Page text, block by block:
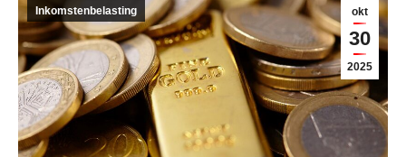
okt
30
2025
Inkomstenbelasting